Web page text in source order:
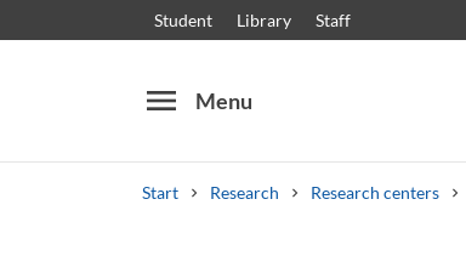
Student Library Staff
menu Menu
Start Research Research centers